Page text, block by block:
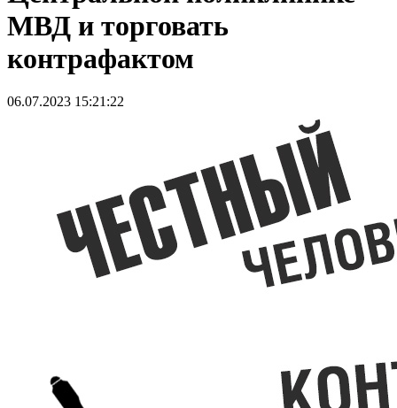
МВД и торговать
контрафактом
06.07.2023 15:21:22